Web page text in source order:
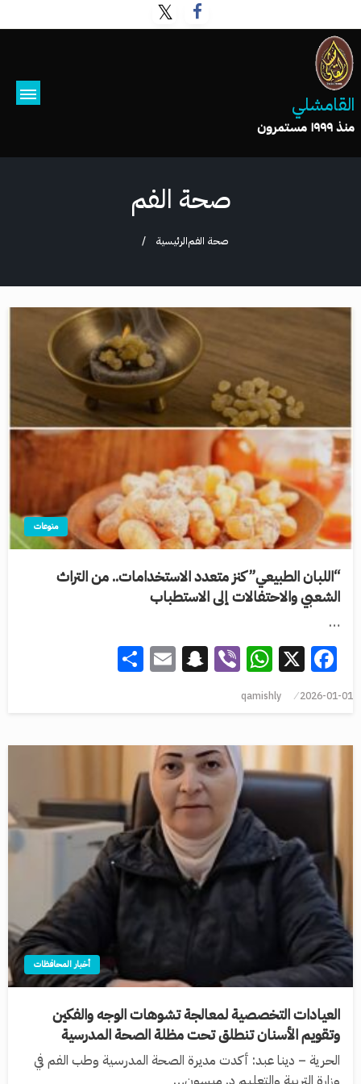
القامشلي
منذ ١٩٩٩ مستمرون
صحة الفم
الرئيسيةصحة الفم
منوعات
“اللبان الطبيعي” كنز متعدد الاستخدامات.. من التراث
الشعبي والاحتفالات إلى الاستطباب
…
Facebook
X
WhatsApp
Viber
Snapchat
Email
2026-01-01
qamishly
أخبار المحافظات
العيادات التخصصية لمعالجة تشوهات الوجه والفكين
وتقويم الأسنان تنطلق تحت مظلة الصحة المدرسية
الحرية – دينا عبد: أكدت مديرة الصحة المدرسية وطب الفم في